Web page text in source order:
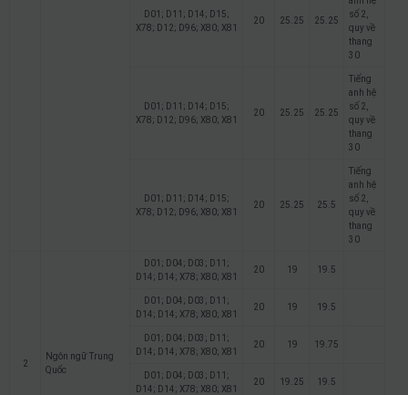
D01; D11; D14; D15;
X78; D12; D96; X80; X81
20 25.25 25.25
số 2,
quy về
thang
30
D01; D11; D14; D15;
X78; D12; D96; X80; X81
20 25.25 25.25
Tiếng
anh hệ
số 2,
quy về
thang
30
D01; D11; D14; D15;
X78; D12; D96; X80; X81
20 25.25 25.5
Tiếng
anh hệ
số 2,
quy về
thang
30
2
Ngôn ngữ Trung
Quốc
D01; D04; D03; D11;
D14; D14; X78; X80; X81
20 19 19.5
D01; D04; D03; D11;
D14; D14; X78; X80; X81
20 19 19.5
D01; D04; D03; D11;
D14; D14; X78; X80; X81
20 19 19.75
D01; D04; D03; D11;
D14; D14; X78; X80; X81
20 19.25 19.5